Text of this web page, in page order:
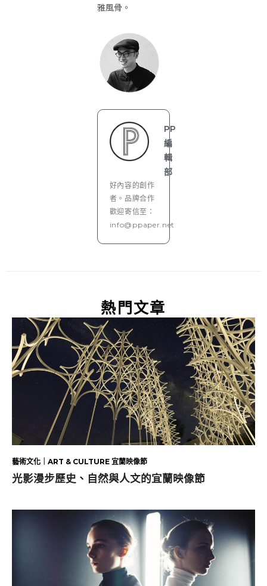
雅風骨。
PP
編
輯
部
好內容的創作
者。品牌合作
歡迎寄信至：
info@ppaper.net
熱門文章
藝術文化｜ART & CULTURE 宜蘭映像節
光影漫步歷史、自然與人文的宜蘭映像節